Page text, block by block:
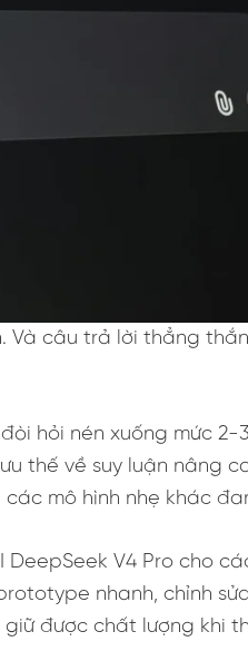
câu trả lời thẳng
hỏi nén xuống mức
thế về suy luận nâng
mô hình nhẹ khác
V4 Pro cho
nhanh, chỉnh
được chất lượng khi